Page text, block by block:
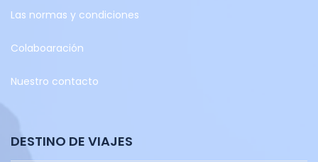
Las normas y condiciones
Colaboaración
Nuestro contacto
DESTINO DE VIAJES